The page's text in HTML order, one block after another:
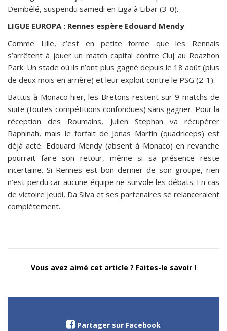
Dembélé, suspendu samedi en Liga à Eibar (3-0).
LIGUE EUROPA : Rennes espère Edouard Mendy
Comme Lille, c’est en petite forme que les Rennais
s’arrêtent à jouer un match capital contre Cluj au Roazhon
Park. Un stade où ils n’ont plus gagné depuis le 18 août (plus
de deux mois en arrière) et leur exploit contre le PSG (2-1).
Battus à Monaco hier, les Bretons restent sur 9 matchs de
suite (toutes compétitions confondues) sans gagner. Pour la
réception des Roumains, Julien Stephan va récupérer
Raphinah, mais le forfait de Jonas Martin (quadriceps) est
déjà acté. Edouard Mendy (absent à Monaco) en revanche
pourrait faire son retour, même si sa présence reste
incertaine. Si Rennes est bon dernier de son groupe, rien
n’est perdu car aucune équipe ne survole les débats. En cas
de victoire jeudi, Da Silva et ses partenaires se relanceraient
complètement.
Vous avez aimé cet article ? Faites-le savoir !
Partager sur Facebook